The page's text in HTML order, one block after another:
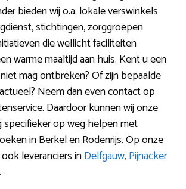
bieden wij o.a. lokale verswinkels
stichtingen, zorggroepen
die wellicht faciliteiten
warme maaltijd aan huis. Kent u een
mag ontbreken? Of zijn bepaalde
Neem dan even contact op
Daardoor kunnen wij onze
specifieker op weg helpen met
in Berkel en Rodenrijs. Op onze
leveranciers inDelfgauw,Pijnacker
.